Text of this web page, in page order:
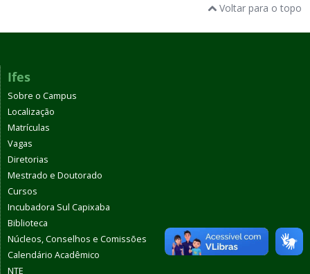
Voltar para o topo
Ifes
Sobre o Campus
Localização
Matrículas
Vagas
Diretorias
Mestrado e Doutorado
Cursos
Incubadora Sul Capixaba
Biblioteca
Núcleos, Conselhos e Comissões
Calendário Acadêmico
NTE